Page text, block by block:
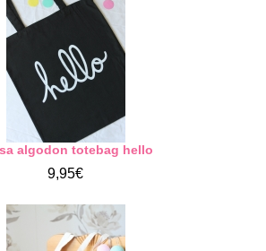
algodon totebag hello
9,95€